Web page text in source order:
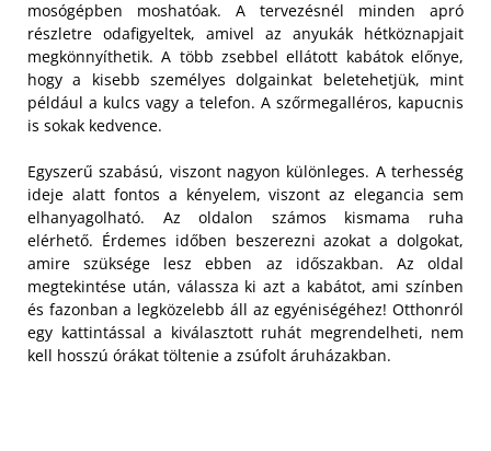
mosógépben moshatóak. A tervezésnél minden apró
részletre odafigyeltek, amivel az anyukák hétköznapjait
megkönnyíthetik. A több zsebbel ellátott kabátok előnye,
hogy a kisebb személyes dolgainkat beletehetjük, mint
például a kulcs vagy a telefon. A szőrmegalléros, kapucnis
is sokak kedvence.
Egyszerű szabású, viszont nagyon különleges. A terhesség
ideje alatt fontos a kényelem, viszont az elegancia sem
elhanyagolható. Az oldalon számos kismama ruha
elérhető. Érdemes időben beszerezni azokat a dolgokat,
amire szüksége lesz ebben az időszakban. Az oldal
megtekintése után, válassza ki azt a kabátot, ami színben
és fazonban a legközelebb áll az egyéniségéhez! Otthonról
egy kattintással a kiválasztott ruhát megrendelheti, nem
kell hosszú órákat töltenie a zsúfolt áruházakban.